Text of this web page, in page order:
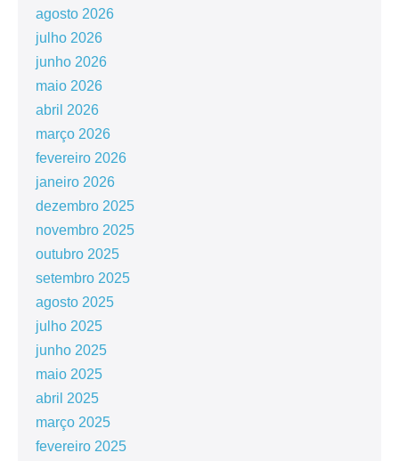
agosto 2026
julho 2026
junho 2026
maio 2026
abril 2026
março 2026
fevereiro 2026
janeiro 2026
dezembro 2025
novembro 2025
outubro 2025
setembro 2025
agosto 2025
julho 2025
junho 2025
maio 2025
abril 2025
março 2025
fevereiro 2025